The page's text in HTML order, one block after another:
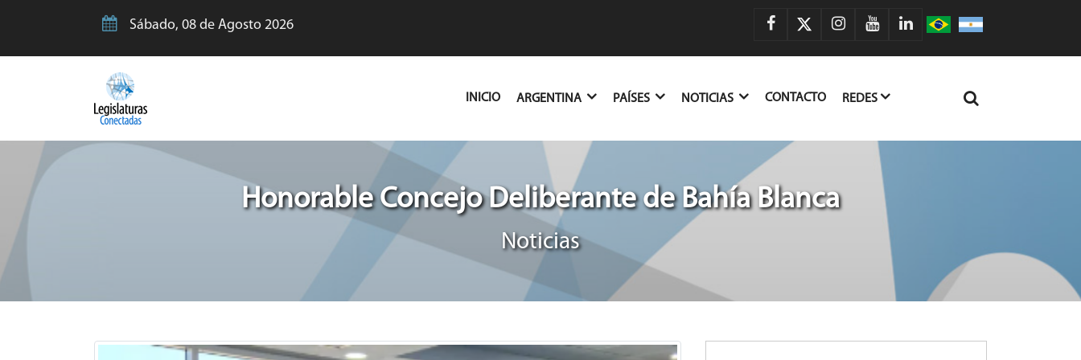
Sábado, 08 de Agosto 2026
INICIO(CURRENT)
ARGENTINA PAÍSES NOTICIAS CONTACTO REDES
Honorable Concejo Deliberante de Bahía Blanca
Noticias